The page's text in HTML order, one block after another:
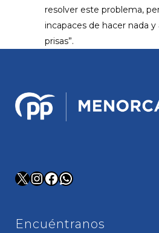
resolver este problema,
incapaces de hacer nada y
prisas”.
X Instagram
Facebook
WhatsApp
Encuéntranos